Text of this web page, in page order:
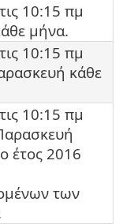
10:15 πμ
μήνα.
10:15 πμ
κάθε
10:15 πμ
έτος 2016
των